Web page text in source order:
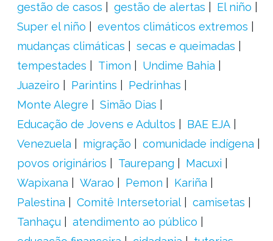
gestão de casos
gestão de alertas
El niño
Super el niño
eventos climáticos extremos
mudanças climáticas
secas e queimadas
tempestades
Timon
Undime Bahia
Juazeiro
Parintins
Pedrinhas
Monte Alegre
Simão Dias
Educação de Jovens e Adultos
BAE EJA
Venezuela
migração
comunidade indígena
povos originários
Taurepang
Macuxi
Wapixana
Warao Pemon
Kariña
Palestina
Comitê Intersetorial
camisetas
Tanhaçu
atendimento ao público